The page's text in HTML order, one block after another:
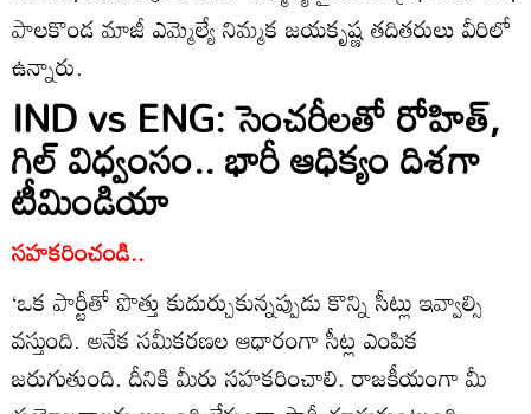
పాలకొండ మాజీ ఎమ్మెల్యే నిమ్మక జయకృష్ణ తదితరులు వీరిలో
ఉన్నారు.
IND vs ENG: సెంచరీలతో రోహిత్,
గిల్ విధ్వంసం.. భారీ ఆధిక్యం దిశగా
టీమిండియా
సహకరించండి..
‘ఒక పార్టీతో పొత్తు కుదుర్చుకున్నప్పుడు కొన్ని సీట్లు ఇవ్వాల్సి
వస్తుంది. అనేక సమీకరణల ఆధారంగా సీట్ల ఎంపిక
జరుగుతుంది. దీనికి మీరు సహకరించాలి. రాజకీయంగా మీ